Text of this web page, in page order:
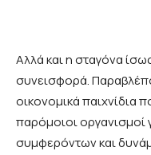
Αλλά και η σταγόνα
συνεισφορά.
οικονομικά παιχνίδια
παρόμοιοι οργανισμοί
συμφερόντων και